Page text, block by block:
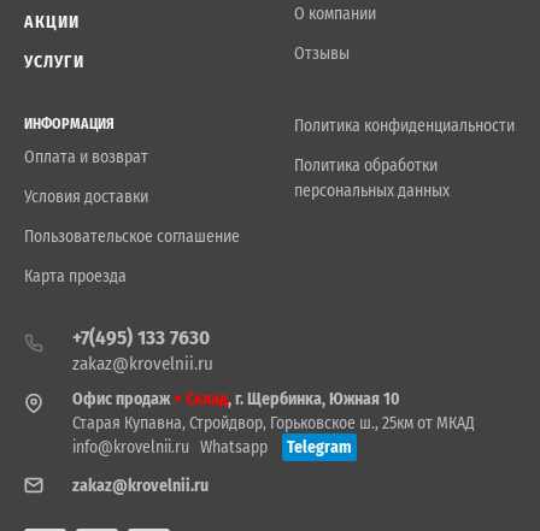
АКЦИИ
УСЛУГИ
О компании
Отзывы
ИНФОРМАЦИЯ
Оплата и возврат
Условия доставки
Пользовательское соглашение
Карта проезда
Политика конфиденциальности
Политика обработки
персональных данных
+7(495) 133 7630
zakaz@krovelnii.ru
Офис продаж+ Склад, г. Щербинка, Южная 10
Старая Купавна, Стройдвор, Горьковское ш., 25км от МКАД
info@krovelnii.ru Whatsapp
Telegram
zakaz@krovelnii.ru